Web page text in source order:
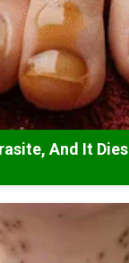
And It